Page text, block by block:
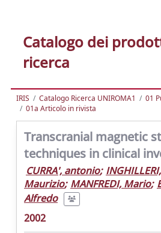
Catalogo dei
ricerca
IRIS Catalogo Ricerca UNIROMA1
01
01a Articolo in rivista
Transcranial magnetic
techniques in clinical
CURRA', antonio; INGHILLERI,
Maurizio; MANFREDI, Mario;
Alfredo
2002